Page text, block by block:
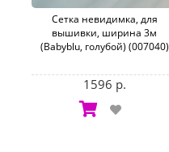
Сетка невидимка, для
вышивки, ширина 3м
(Babyblu, голубой) (007040)
1596 р.